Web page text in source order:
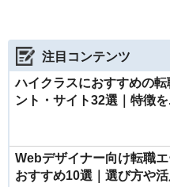
注目コンテンツ
ハイクラスにおすすめの転
ント・サイト32選｜特徴を
Webデザイナー向け転職エ
おすすめ10選｜選び方や